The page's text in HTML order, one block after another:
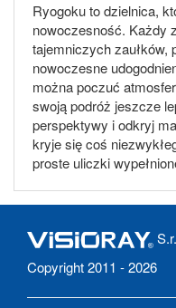
Ryogoku to dzielnica,
nowoczesność. Każdy
tajemniczych zaułków,
nowoczesne
można poczuć
swoją podróż jeszcze
perspektywy i odkryj
kryje się coś
proste uliczki
Copyright 2011 - 2026